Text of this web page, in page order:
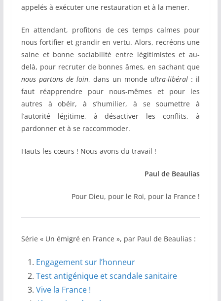
appelés à exécuter une restauration et à la mener.
En attendant, profitons de ces temps calmes pour
nous fortifier et grandir en vertu. Alors, recréons une
saine et bonne sociabilité entre légitimistes et au-
delà, pour recruter de bonnes âmes, en sachant que
nous partons de loin, dans un mondeultra-libéral : il
faut réapprendre pour nous-mêmes et pour les
autres à obéir, à s’humilier, à se soumettre à
l’autorité légitime, à désactiver les conflits, à
pardonner et à se raccommoder.
Hauts les cœurs ! Nous avons du travail !
Paul de Beaulias
Pour Dieu, pour le Roi, pour la France !
Série « Un émigré en France », par Paul de Beaulias :
Engagement sur l’honneur
Test antigénique et scandale sanitaire
Vive la France !